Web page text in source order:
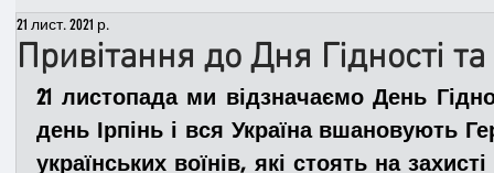
День народження
Спільні заходи Надзвичайні заходи
Привітання до Дня Гідності
21 лист. 2021 р.
21 листопада ми відзначаємо День
день Ірпінь і вся Україна вшановують
українських воїнів, які стоять на